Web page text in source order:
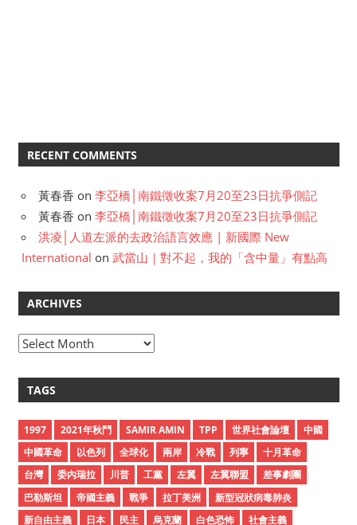
RECENT COMMENTS
黃春香 on 李亞橋│南鐵徵收案7月20至23日抗爭側記
黃春香 on 李亞橋│南鐵徵收案7月20至23日抗爭側記
洪凌│人道左派的去政治語言效應 | 新國際 New
International on 武當山｜對不起，我的「含中量」有點高
ARCHIVES
A
h
v
e
s
TAGS
1997 2021年秋鬥 SAMIR AMIN TPP 世界社會論壇
中國
中國革命
以色列 全球化 兩岸 冷戰 列寧
十月革命
台灣
委內瑞拉 川普 工黨 左翼 左翼聯盟
差事劇團
巴勒斯坦
帝國主義 戰爭 拉丁美洲
新型冠狀病毒肺炎
新自由主義
日本 民主 烏克蘭 白色恐怖 社會主義